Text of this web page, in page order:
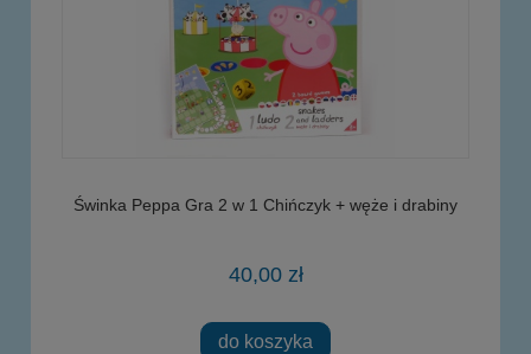
Świnka Peppa Gra 2 w 1 Chińczyk + węże i drabiny
40,00 zł
do koszyka